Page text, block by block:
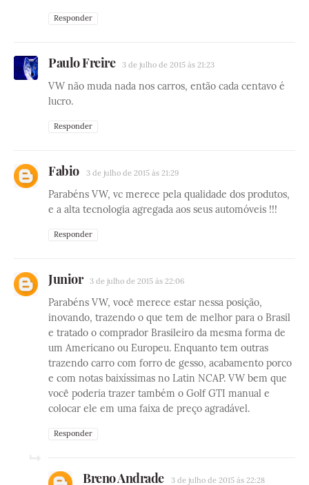
Responder
Paulo Freire 3 de julho de 2015 às 21:23
VW não muda nada nos carros, então cada centavo é
lucro.
Responder
Fabio 3 de julho de 2015 às 21:29
Parabéns VW, vc merece pela qualidade dos produtos,
e a alta tecnologia agregada aos seus automóveis !!!
Responder
Junior 3 de julho de 2015 às 22:06
Parabéns VW, você merece estar nessa posição,
inovando, trazendo o que tem de melhor para o Brasil
e tratado o comprador Brasileiro da mesma forma de
um Americano ou Europeu. Enquanto tem outras
trazendo carro com forro de gesso, acabamento porco
e com notas baixíssimas no Latin NCAP. VW bem que
você poderia trazer também o Golf GTI manual e
colocar ele em uma faixa de preço agradável.
Responder
Breno Andrade 3 de julho de 2015 às 22:28